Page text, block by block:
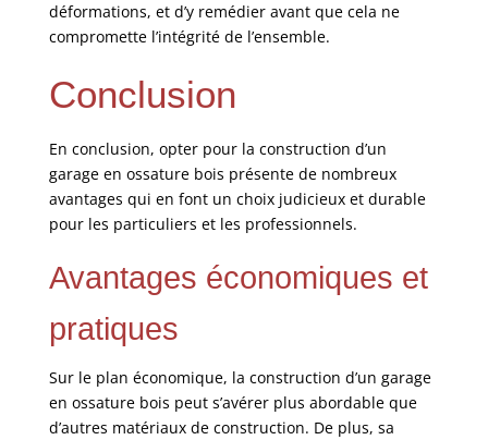
déformations, et d’y remédier avant que cela ne
compromette l’intégrité de l’ensemble.
Conclusion
En conclusion, opter pour la construction d’un
garage en ossature bois présente de nombreux
avantages qui en font un choix judicieux et durable
pour les particuliers et les professionnels.
Avantages économiques et
pratiques
Sur le plan économique, la construction d’un garage
en ossature bois peut s’avérer plus abordable que
d’autres matériaux de construction. De plus, sa